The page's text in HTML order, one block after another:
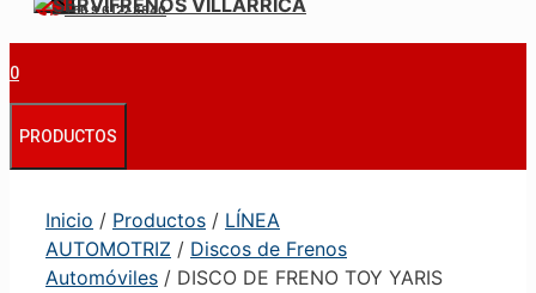
+56 9 6122 3840
0
PRODUCTOS
Inicio / Productos / LÍNEA
AUTOMOTRIZ / Discos de Frenos
Automóviles / DISCO DE FRENO TOY YARIS